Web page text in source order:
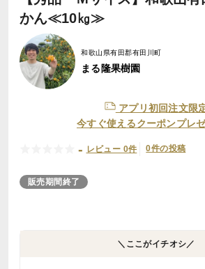
かん≪10㎏≫
和歌山県有田郡有田川町
まる隆果樹園
アプリ初回注文限
今すぐ使えるクーポンプレ
- レビュー 0件 0件の投稿
販売期間終了
＼ここがイチオシ／